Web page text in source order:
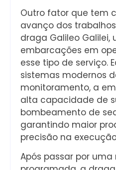
Outro fator que tem
avanço dos
draga Galileo Galilei,
embarcações em
esse tipo de serviço.
sistemas modernos
monitoramento, a
alta capacidade de
bombeamento de
garantindo maior
precisão na
Após passar por